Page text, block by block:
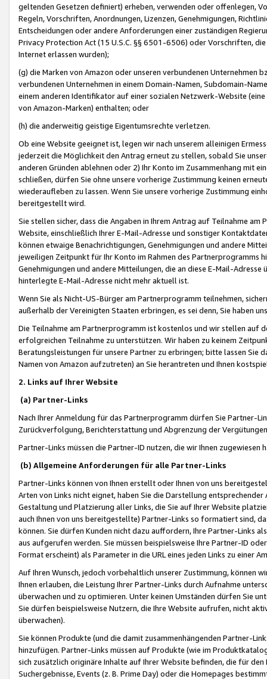
geltenden Gesetzen definiert) erheben, verwenden oder offenlegen,
Regeln, Vorschriften, Anordnungen, Lizenzen, Genehmigungen,
Entscheidungen oder andere Anforderungen einer zuständigen
Privacy Protection Act (15 U.S.C. §§ 6501-6506) oder Vorschriften,
Internet erlassen wurden);
(g) die Marken von Amazon oder unseren verbundenen Unternehmen
verbundenen Unternehmen in einem Domain-Namen, Subdomain-
einem anderen Identifikator auf einer sozialen Netzwerk-Website
von Amazon-Marken) enthalten; oder
(h) die anderweitig geistige Eigentumsrechte verletzen.
Ob eine Website geeignet ist, legen wir nach unserem alleinigen
jederzeit die Möglichkeit den Antrag erneut zu stellen, sobald Sie
anderen Gründen ablehnen oder 2) Ihr Konto im Zusammenhang mit
schließen, dürfen Sie ohne unsere vorherige Zustimmung keinen
wiederaufleben zu lassen. Wenn Sie unsere vorherige Zustimmung
bereitgestellt wird.
Sie stellen sicher, dass die Angaben in Ihrem Antrag auf Teilnahme
Website, einschließlich Ihrer E-Mail-Adresse und sonstiger
können etwaige Benachrichtigungen, Genehmigungen und andere
jeweiligen Zeitpunkt für Ihr Konto im Rahmen des Partnerprogramms
Genehmigungen und andere Mitteilungen, die an diese E-Mail-
hinterlegte E-Mail-Adresse nicht mehr aktuell ist.
Wenn Sie als Nicht-US-Bürger am Partnerprogramm teilnehmen,
außerhalb der Vereinigten Staaten erbringen, es sei denn, Sie haben
Die Teilnahme am Partnerprogramm ist kostenlos und wir stellen auf
erfolgreichen Teilnahme zu unterstützen. Wir haben zu keinem
Beratungsleistungen für unsere Partner zu erbringen; bitte lassen Sie
Namen von Amazon aufzutreten) an Sie herantreten und Ihnen
2. Links auf Ihrer Website
(a) Partner-Links
Nach Ihrer Anmeldung für das Partnerprogramm dürfen Sie Partner-
Zurückverfolgung, Berichterstattung und Abgrenzung der
Partner-Links müssen die Partner-ID nutzen, die wir Ihnen zugewiesen
(b) Allgemeine Anforderungen für alle Partner-Links
Partner-Links können von Ihnen erstellt oder Ihnen von uns
Arten von Links nicht eignet, haben Sie die Darstellung
Gestaltung und Platzierung aller Links, die Sie auf Ihrer Website
auch Ihnen von uns bereitgestellte) Partner-Links so formatiert sind,
können. Sie dürfen Kunden nicht dazu auffordern, Ihre Partner-Links
aus aufgerufen werden. Sie müssen beispielsweise Ihre Partner-ID
Format erscheint) als Parameter in die URL eines jeden Links zu einer
Auf Ihren Wunsch, jedoch vorbehaltlich unserer Zustimmung, können
Ihnen erlauben, die Leistung Ihrer Partner-Links durch Aufnahme
überwachen und zu optimieren. Unter keinen Umständen dürfen Sie
Sie dürfen beispielsweise Nutzern, die Ihre Website aufrufen, nicht
überwachen).
Sie können Produkte (und die damit zusammenhängenden Partner-
hinzufügen. Partner-Links müssen auf Produkte (wie im
sich zusätzlich originäre Inhalte auf Ihrer Website befinden, die für
Suchergebnisse, Events (z. B. Prime Day) oder die Homepages